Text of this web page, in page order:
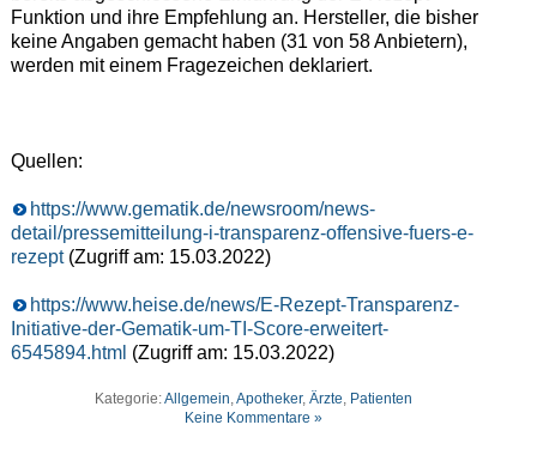
Funktion und ihre Empfehlung an. Hersteller, die bisher
keine Angaben gemacht haben (31 von 58 Anbietern),
werden mit einem Fragezeichen deklariert.
Quellen:
https://www.gematik.de/newsroom/news-
detail/pressemitteilung-i-transparenz-offensive-fuers-e-
rezept(Zugriff am: 15.03.2022)
https://www.heise.de/news/E-Rezept-Transparenz-
Initiative-der-Gematik-um-TI-Score-erweitert-
6545894.html (Zugriff am: 15.03.2022)
Kategorie:Allgemein,Apotheker,Ärzte, Patienten
Keine Kommentare »